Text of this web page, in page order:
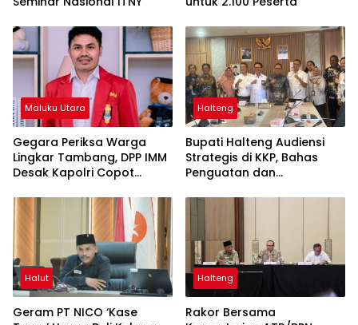
Maluku Utara
Gegara Periksa Warga
Lingkar Tambang, DPP IMM
Desak Kapolri Copot
Halteng
Bupati Halteng Audiensi
Strategis di KKP, Bahas
Penguatan dan
untuk Menopang
Halut
Geram PT NICO ‘Kase
Halteng
Rakor Bersama